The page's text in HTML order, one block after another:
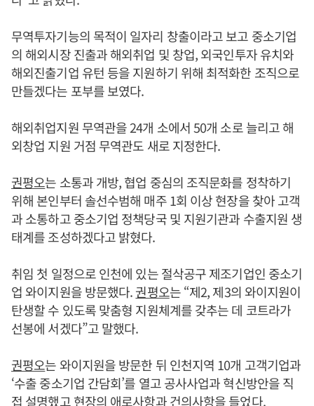
무역투자기능의 목적이 일자리 창출이라고 보고 중소기업
의 해외시장 진출과 해외취업 및 창업, 외국인투자 유치와
해외진출기업 유턴 등을 지원하기 위해 최적화한 조직으로
만들겠다는 포부를 보였다.
해외취업지원 무역관을 24개 소에서 50개 소로 늘리고 해
외창업 지원 거점 무역관도 새로 지정한다.
권평오는 소통과 개방, 협업 중심의 조직문화를 정착하기
위해 본인부터 솔선수범해 매주 1회 이상 현장을 찾아 고객
과 소통하고 중소기업 정책당국 및 지원기관과 수출지원 생
태계를 조성하겠다고 밝혔다.
취임 첫 일정으로 인천에 있는 절삭공구 제조기업인 중소기
업 와이지원을 방문했다.권평오는 “제2, 제3의 와이지원이
탄생할 수 있도록 맞춤형 지원체계를 갖추는 데 코트라가
선봉에 서겠다”고 말했다.
권평오는 와이지원을 방문한 뒤 인천지역 10개 고객기업과
‘수출 중소기업 간담회’를 열고 공사사업과 혁신방안을 직
접 설명했고 현장의 애로사항과 건의사항을 들었다.